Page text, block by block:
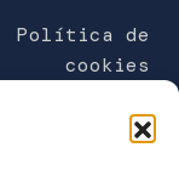
Política de
cookies